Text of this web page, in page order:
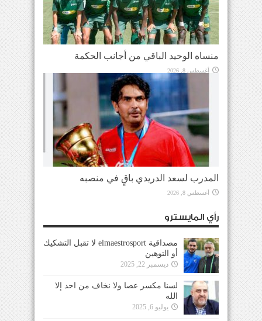
منساه الوحيد الباقي من أجانب الحكمة
أغسطس 8, 2026
المدرب لسعد الدريدي باقٍ في منصبه
أغسطس 8, 2026
رأي المايسترو
مصداقية elmaestrosport لا تقبل التشكيك
أو التوهين
ديسمبر 22, 2025
لسنا مكسر عصا ولا نخاف من احد إلا
الله
يوليو 6, 2025